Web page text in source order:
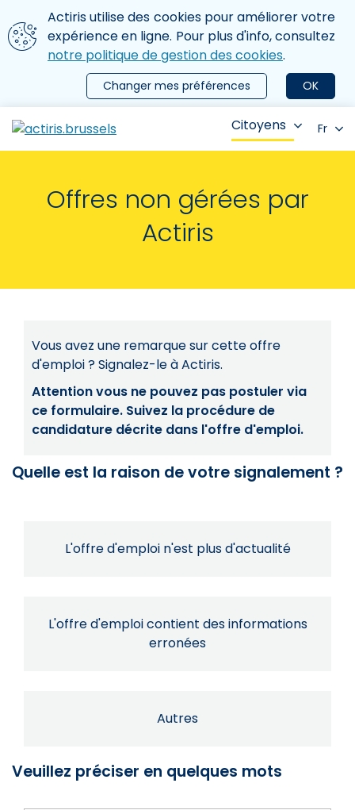
Aller au contenu principal
Nous utilisons des cookies
Actiris utilise des cookies pour améliorer votre
expérience en ligne. Pour plus d'info, consultez
notre politique de gestion des cookies.
OK
Changer mes préférences
le menu
Citoyens Fr
Offres non gérées par
Actiris
Vous avez une remarque sur cette offre
d'emploi ? Signalez-le à Actiris.
Attention vous ne pouvez pas postuler via
ce formulaire. Suivez la procédure de
candidature décrite dans l'offre d'emploi.
Quelle est la raison de votre signalement ?
L'offre d'emploi n'est plus d'actualité
L'offre d'emploi contient des informations
erronées
Autres
Veuillez préciser en quelques mots